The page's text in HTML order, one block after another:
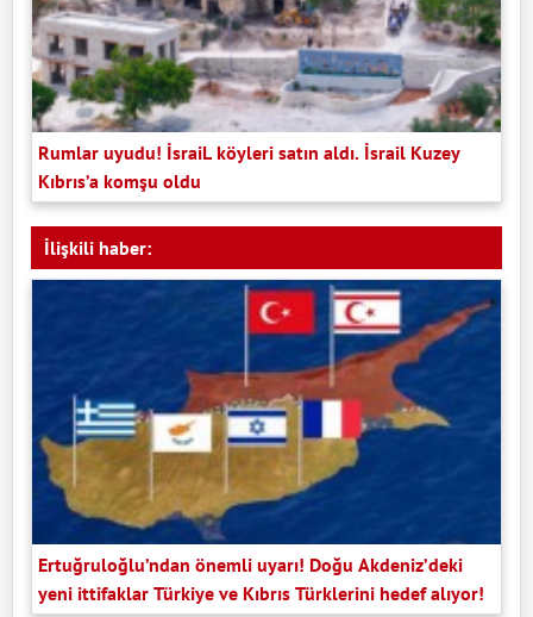
Rumlar uyudu! İsraiL köyleri satın aldı. İsrail Kuzey
Kıbrıs’a komşu oldu
İlişkili haber:
Ertuğruloğlu’ndan önemli uyarı! Doğu Akdeniz’deki
yeni ittifaklar Türkiye ve Kıbrıs Türklerini hedef alıyor!